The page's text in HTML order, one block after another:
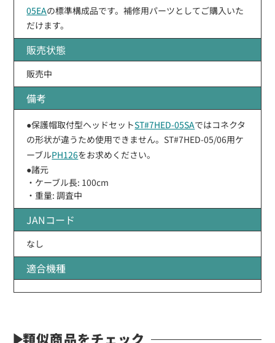
05EAの標準構成品です。補修用パーツとしてご購入いた
だけます。
販売状態
販売中
備考
●保護帽取付型ヘッドセットST#7HED-05SAではコネクタ
の形状が違うため使用できません。ST#7HED-05/06用ケ
ーブルPH126をお求めください。
●諸元
・ケーブル長: 100cm
・重量: 調査中
JANコード
なし
適合機種
類似商品をチェック